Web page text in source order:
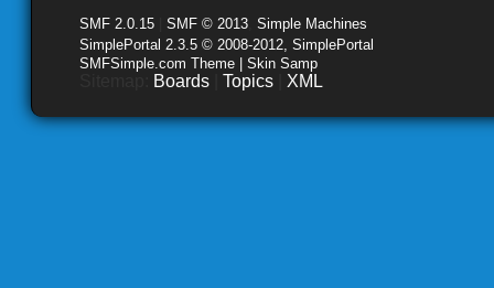
SMF 2.0.15 SMF © 2013 Simple Machines
SimplePortal 2.3.5 © 2008-2012, SimplePortal
SMFSimple.com Theme | Skin Samp
Boards Topics XML